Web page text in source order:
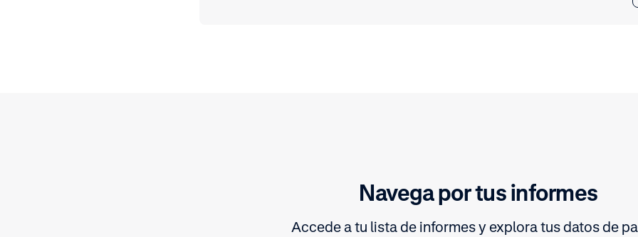
Navega por tus informes
Accede a tu lista de informes y explora tus datos de